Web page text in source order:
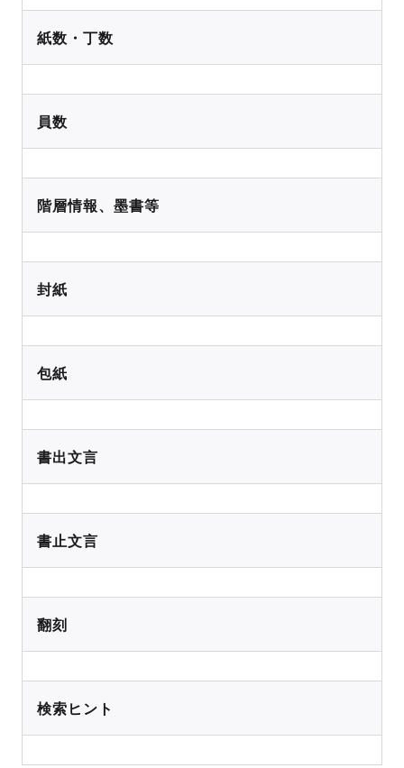
紙数・丁数
員数
階層情報、墨書等
封紙
包紙
書出文言
書止文言
翻刻
検索ヒント